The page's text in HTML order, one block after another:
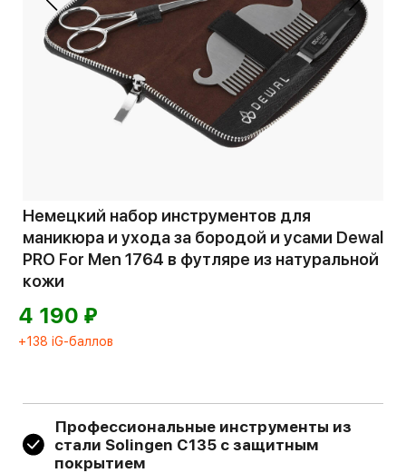
Немецкий набор инструментов для
маникюра и ухода за бородой и усами Dewal
PRO For Men 1764 в футляре из натуральной
кожи
4 190 ⃏
+138 iG-баллов
Профессиональные инструменты из
стали Solingen С135 с защитным
покрытием